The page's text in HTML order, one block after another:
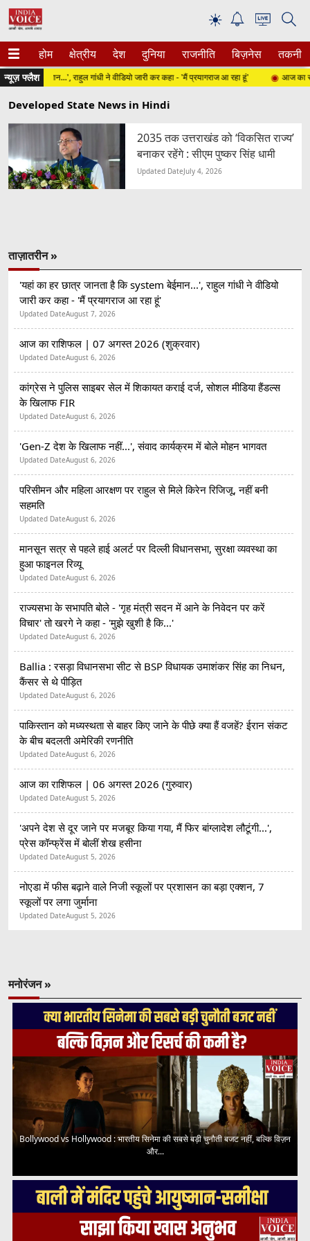
☀
होम क्षेत्रीय देश दुनिया राजनीति बिज़नेस तकनीक
न्यूज़ फ्लैशबेईमान...', राहुल गांधी ने वीडियो जारी कर कहा - 'मैं प्रयागराज आ रहा हूं' आज का
Developed State News in Hindi
2035 तक उत्तराखंड को ‘विकसित राज्य’
बनाकर रहेंगे : सीएम पुष्कर सिंह धामी
Updated DateJuly 4, 2026
ताज़ातरीन »
'यहां का हर छात्र जानता है कि system बेईमान...', राहुल गांधी ने वीडियो
जारी कर कहा - 'मैं प्रयागराज आ रहा हूं'
Updated DateAugust 7, 2026
आज का राशिफल | 07 अगस्त 2026 (शुक्रवार)
Updated DateAugust 6, 2026
कांग्रेस ने पुलिस साइबर सेल में शिकायत कराई दर्ज, सोशल मीडिया हैंडल्स
के खिलाफ FIR
Updated DateAugust 6, 2026
'Gen-Z देश के खिलाफ नहीं...', संवाद कार्यक्रम में बोले मोहन भागवत
Updated DateAugust 6, 2026
परिसीमन और महिला आरक्षण पर राहुल से मिले किरेन रिजिजू, नहीं बनी
सहमति
Updated DateAugust 6, 2026
मानसून सत्र से पहले हाई अलर्ट पर दिल्ली विधानसभा, सुरक्षा व्यवस्था का
हुआ फाइनल रिव्यू
Updated DateAugust 6, 2026
राज्यसभा के सभापति बोले - 'गृह मंत्री सदन में आने के निवेदन पर करें
विचार' तो खरगे ने कहा - 'मुझे खुशी है कि...'
Updated DateAugust 6, 2026
Ballia : रसड़ा विधानसभा सीट से BSP विधायक उमाशंकर सिंह का निधन,
कैंसर से थे पीड़ित
Updated DateAugust 6, 2026
पाकिस्तान को मध्यस्थता से बाहर किए जाने के पीछे क्या हैं वजहें? ईरान संकट
के बीच बदलती अमेरिकी रणनीति
Updated DateAugust 6, 2026
आज का राशिफल | 06 अगस्त 2026 (गुरुवार)
Updated DateAugust 5, 2026
'अपने देश से दूर जाने पर मजबूर किया गया, मैं फिर बांग्लादेश लौटूंगी...',
प्रेस कॉन्फ्रेंस में बोलीं शेख हसीना
Updated DateAugust 5, 2026
नोएडा में फीस बढ़ाने वाले निजी स्कूलों पर प्रशासन का बड़ा एक्शन, 7
स्कूलों पर लगा जुर्माना
Updated DateAugust 5, 2026
मनोरंजन »
Bollywood vs Hollywood : भारतीय सिनेमा की सबसे बड़ी चुनौती बजट नहीं, बल्कि विज़न
और...